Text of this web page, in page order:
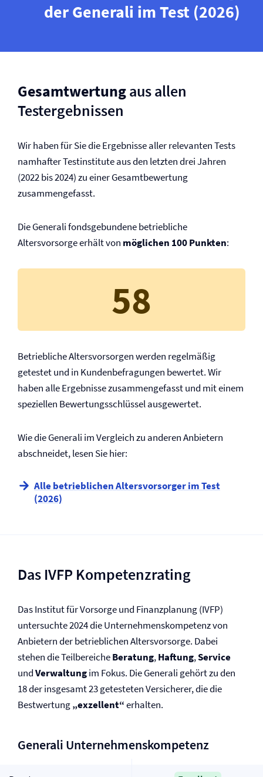
der Generali im Test (2026)
Gesamtwertungaus allen
Testergebnissen
Wir haben für Sie die Ergebnisse aller relevanten Tests
namhafter Testinstitute aus den letzten drei Jahren
(2022 bis 2024) zu einer Gesamtbewertung
zusammengefasst.
Die Generali fondsgebundene betriebliche
Altersvorsorge erhält von möglichen 100 Punkten:
58
Betriebliche Altersvorsorgen werden regelmäßig
getestet und in Kundenbefragungen bewertet. Wir
haben alle Ergebnisse zusammengefasst und mit einem
speziellen Bewertungsschlüssel ausgewertet.
Wie die Generali im Vergleich zu anderen Anbietern
abschneidet, lesen Sie hier:
Alle betrieblichen Altersvorsorger im Test
(2026)
Das IVFP Kompetenzrating
Das Institut für Vorsorge und Finanzplanung (IVFP)
untersuchte 2024 die Unternehmenskompetenz von
Anbietern der betrieblichen Altersvorsorge. Dabei
stehen die TeilbereicheBeratung,Haftung,Service
undVerwaltungim Fokus. Die Generali gehört zu den
18 der insgesamt 23 getesteten Versicherer, die die
Bestwertung„exzellent“erhalten.
Generali Unternehmenskompetenz